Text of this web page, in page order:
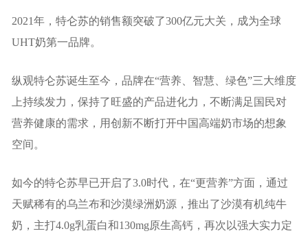
2021年，特仑苏的销售额突破了300亿元大关，成为全球
UHT奶第一品牌。
纵观特仑苏诞生至今，品牌在“营养、智慧、绿色”三大维度
上持续发力，保持了旺盛的产品进化力，不断满足国民对
营养健康的需求，用创新不断打开中国高端奶市场的想象
空间。
如今的特仑苏早已开启了3.0时代，在“更营养”方面，通过
天赋稀有的乌兰布和沙漠绿洲奶源，推出了沙漠有机纯牛
奶，主打4.0g乳蛋白和130mg原生高钙，再次以强大实力定